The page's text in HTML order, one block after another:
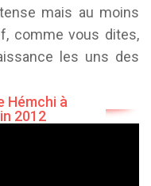
mais au moins
comme vous dites,
les uns des
Hémchi à
2012